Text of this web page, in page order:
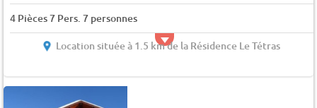
4 Pièces 7 Pers. 7 personnes
Location située à 1.5 km de la Résidence Le Tétras